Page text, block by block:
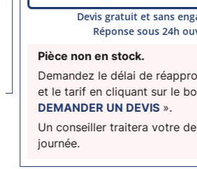
Pièce non en stock.
Demandez le délai de
et le tarif en cliquant sur le
DEMANDER UN DEVIS».
Un conseiller traitera votre
journée.
Devis gratuit et sans
Réponse sous 24h